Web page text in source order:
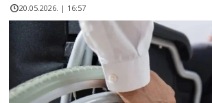
20.05.2026. | 16:57